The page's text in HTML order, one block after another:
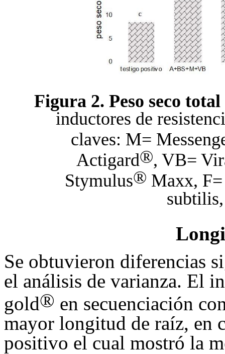
Figura 2. Peso seco
inductores de
claves: M=
Actigard®, VB=
Stymulus® Maxx,
Se obtuvieron diferencias
el análisis de varianza. El
gold® en secuenciación
mayor longitud de raíz, en
positivo el cual mostró la